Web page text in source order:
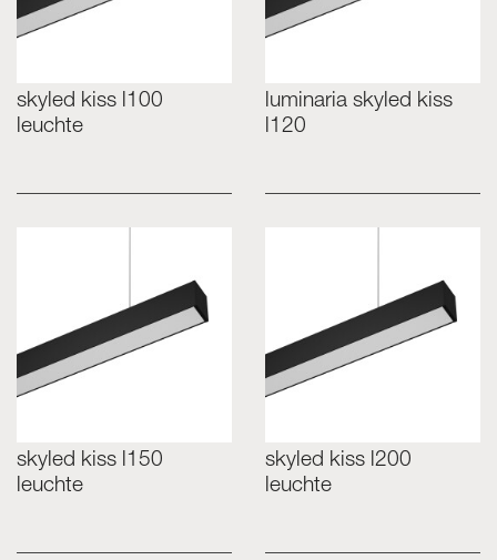
skyled kiss l100
leuchte
luminaria skyled kiss
l120
skyled kiss l150
leuchte
skyled kiss l200
leuchte